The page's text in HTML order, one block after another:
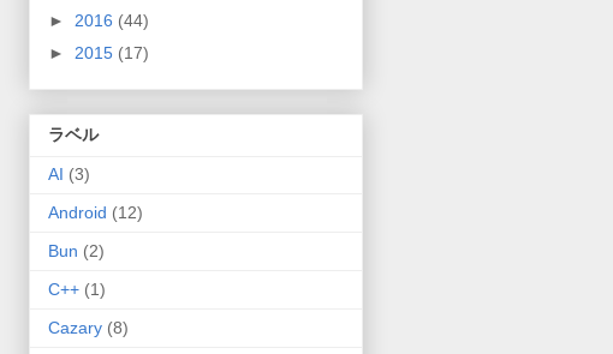
► 2016 (44)
► 2015 (17)
ラベル
AI (3)
Android (12)
Bun (2)
C++ (1)
Cazary (8)